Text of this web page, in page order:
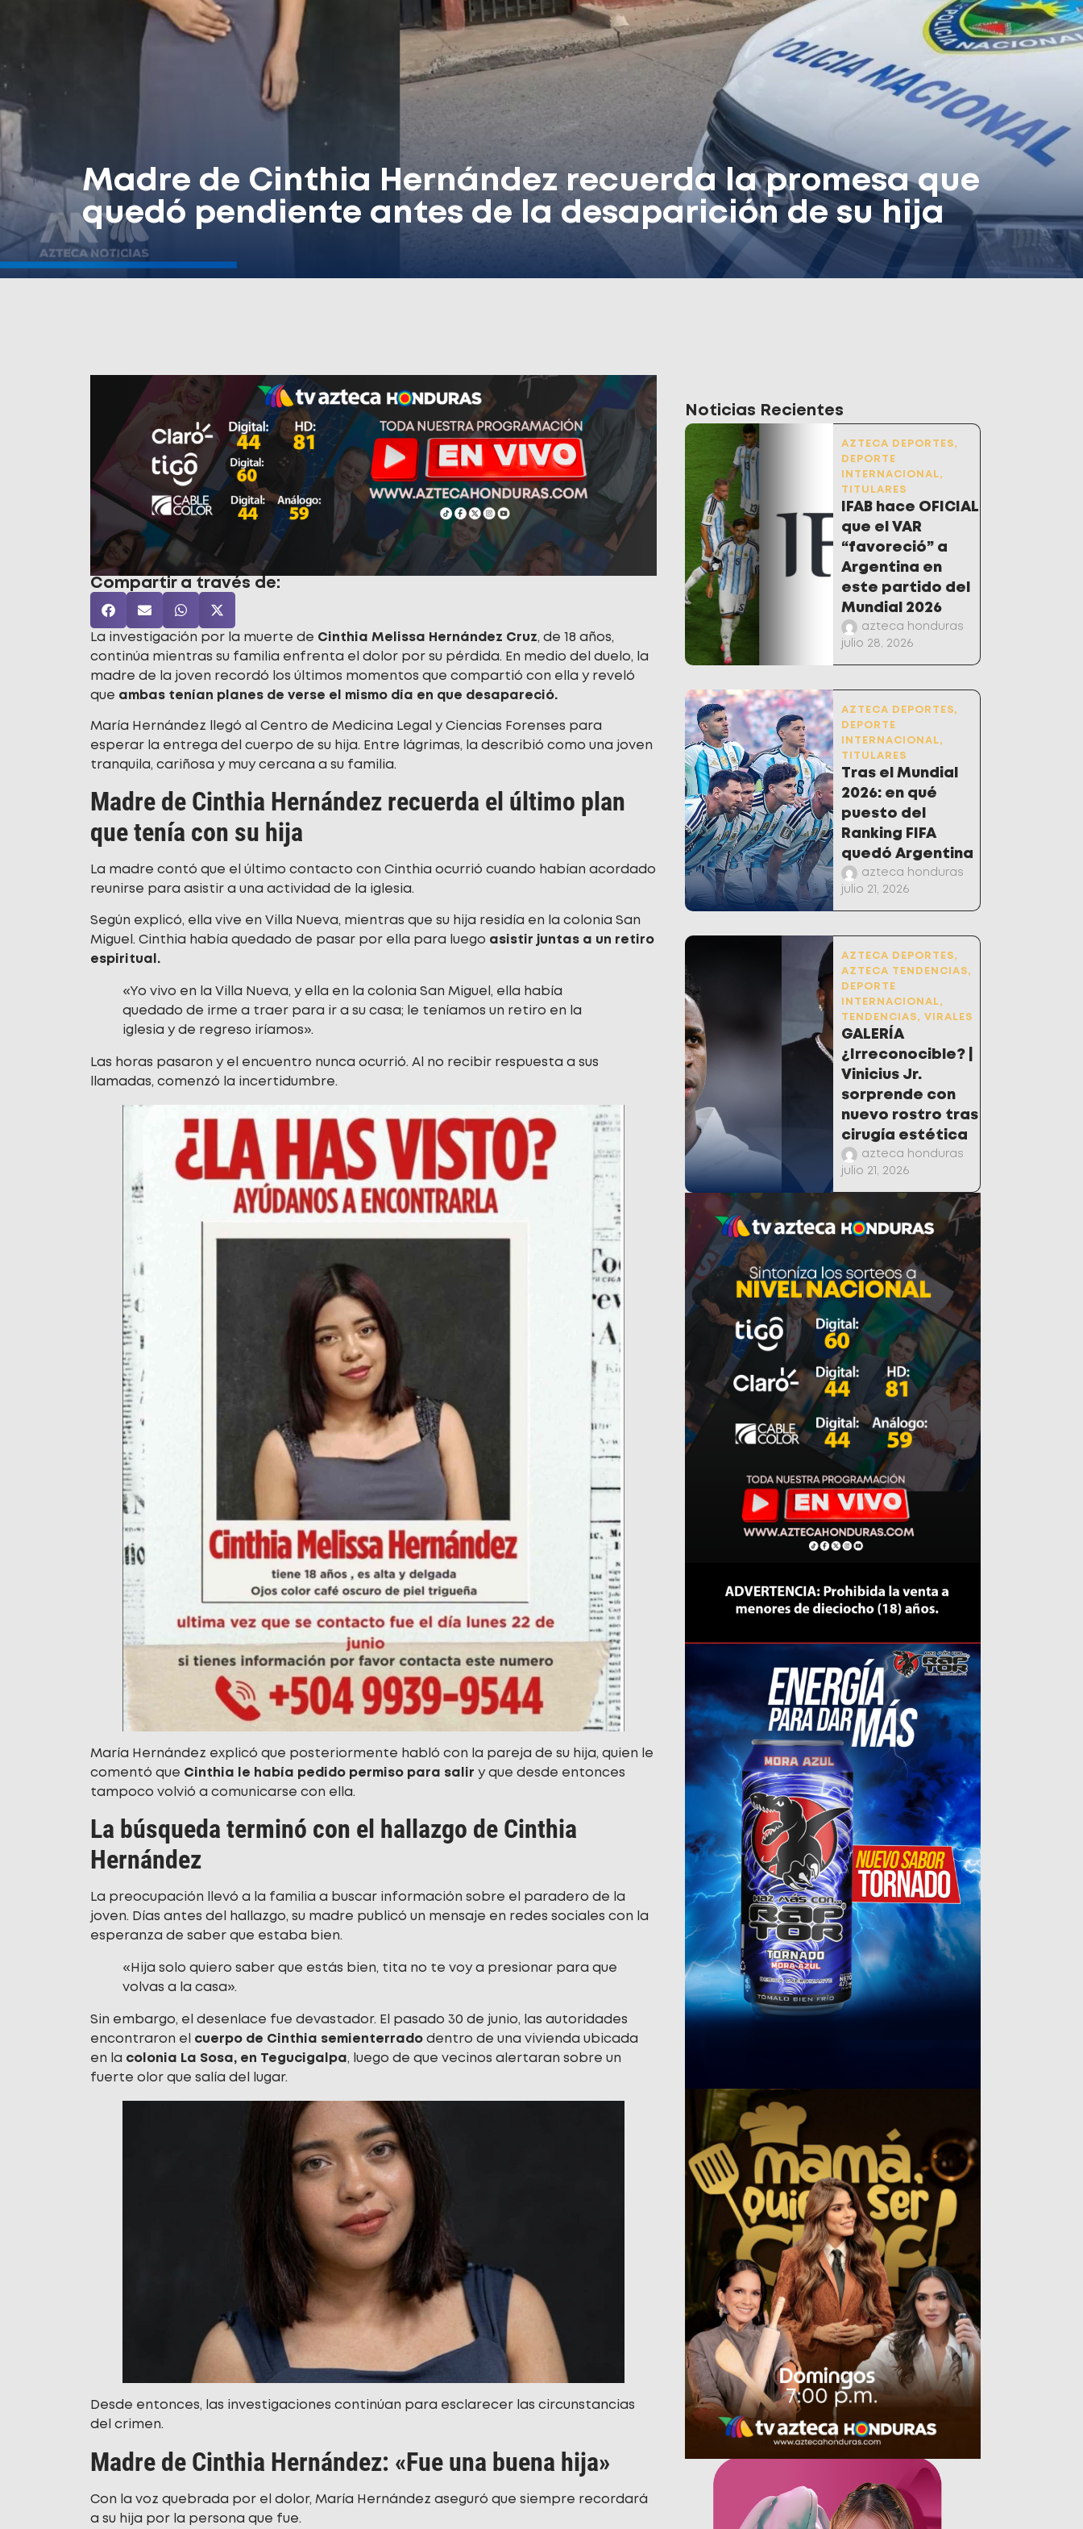
Madre de Cinthia Hernández recuerda la promesa que
quedó pendiente antes de la desaparición de su hija
Compartir a través de:
La investigación por la muerte de Cinthia Melissa Hernández Cruz, de 18 años,
continúa mientras su familia enfrenta el dolor por su pérdida. En medio del duelo, la
madre de la joven recordó los últimos momentos que compartió con ella y reveló
que ambas tenían planes de verse el mismo día en que desapareció.
María Hernández llegó al Centro de Medicina Legal y Ciencias Forenses para
esperar la entrega del cuerpo de su hija. Entre lágrimas, la describió como una joven
tranquila, cariñosa y muy cercana a su familia.
Madre de Cinthia Hernández recuerda el último plan
que tenía con su hija
La madre contó que el último contacto con Cinthia ocurrió cuando habían acordado
reunirse para asistir a una actividad de la iglesia.
Según explicó, ella vive en Villa Nueva, mientras que su hija residía en la colonia San
Miguel. Cinthia había quedado de pasar por ella para luego asistir juntas a un retiro
espiritual.
«Yo vivo en la Villa Nueva, y ella en la colonia San Miguel, ella había
quedado de irme a traer para ir a su casa; le teníamos un retiro en la
iglesia y de regreso iríamos».
Las horas pasaron y el encuentro nunca ocurrió. Al no recibir respuesta a sus
llamadas, comenzó la incertidumbre.
María Hernández explicó que posteriormente habló con la pareja de su hija, quien le
comentó que Cinthia le había pedido permiso para salir y que desde entonces
tampoco volvió a comunicarse con ella.
La búsqueda terminó con el hallazgo de Cinthia
Hernández
La preocupación llevó a la familia a buscar información sobre el paradero de la
joven. Días antes del hallazgo, su madre publicó un mensaje en redes sociales con la
esperanza de saber que estaba bien.
«Hija solo quiero saber que estás bien, tita no te voy a presionar para que
volvas a la casa».
Sin embargo, el desenlace fue devastador. El pasado 30 de junio, las autoridades
encontraron el
cuerpo de Cinthia semienterrado dentro de una vivienda ubicada
en la colonia La Sosa, en Tegucigalpa, luego de que vecinos alertaran sobre un
fuerte olor que salía del lugar.
Desde entonces, las investigaciones continúan para esclarecer las circunstancias
del crimen.
Madre de Cinthia Hernández: «Fue una buena hija»
Con la voz quebrada por el dolor, María Hernández aseguró que siempre recordará
a su hija por la persona que fue.
Noticias Recientes
AZTECA DEPORTES,
DEPORTE
INTERNACIONAL,
TITULARES
IFAB hace OFICIAL
que el VAR
“favoreció” a
Argentina en
este partido del
Mundial 2026
azteca honduras
julio 28, 2026
AZTECA DEPORTES,
DEPORTE
INTERNACIONAL,
TITULARES
Tras el Mundial
2026: en qué
puesto del
Ranking FIFA
quedó Argentina
azteca honduras
julio 21, 2026
AZTECA DEPORTES,
AZTECA TENDENCIAS,
DEPORTE
INTERNACIONAL,
TENDENCIAS, VIRALES
GALERÍA
¿Irreconocible? |
Vinicius Jr.
sorprende con
nuevo rostro tras
cirugía estética
azteca honduras
julio 21, 2026